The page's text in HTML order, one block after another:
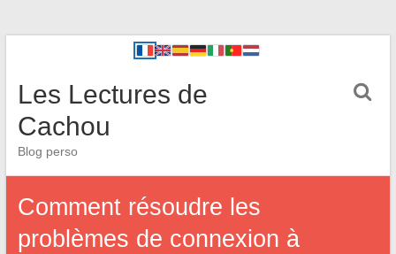
Les Lectures de
Cachou
Blog perso
Comment résoudre les
problèmes de connexion à